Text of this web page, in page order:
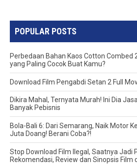
POPULAR POSTS
Perbedaan Bahan Kaos Cotton Combed
yang Paling Cocok Buat Kamu?
Download Film Pengabdi Setan 2 Full
Dikira Mahal, Ternyata Murah! Ini Dia
Banyak Pebisnis
Bola-Bali 6: Dari Semarang, Naik Motor
Juta Doang! Berani Coba?!
Stop Download Film Ilegal, Saatnya Jadi
Rekomendasi, Review dan Sinopsis